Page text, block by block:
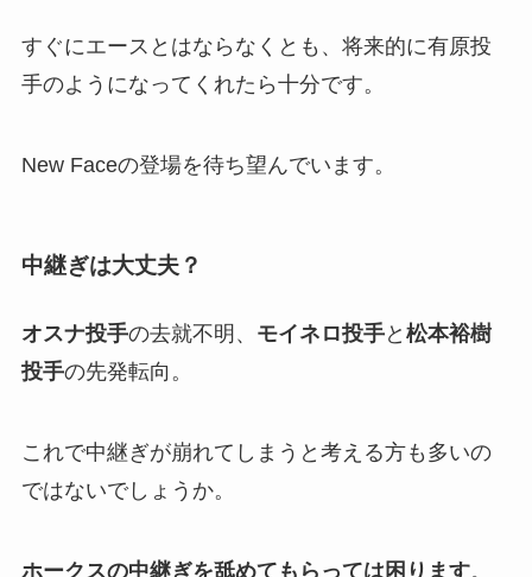
すぐにエースとはならなくとも、将来的に有原投
手のようになってくれたら十分です。
New Faceの登場を待ち望んでいます。
中継ぎは大丈夫？
オスナ投手の去就不明、 モイネロ投手と 松本裕樹
投手の先発転向。
これで中継ぎが崩れてしまうと考える方も多いの
ではないでしょうか。
ホークスの中継ぎを舐めてもらっては困ります。